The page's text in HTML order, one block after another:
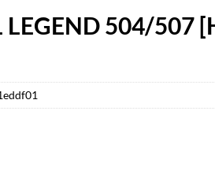
LEGEND 504/507